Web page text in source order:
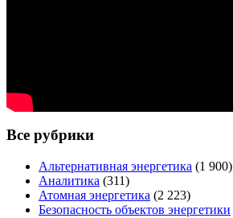
Все рубрики
Альтернативная энергетика (1 900)
Аналитика (311)
Атомная энергетика (2 223)
Безопасность объектов энергетики